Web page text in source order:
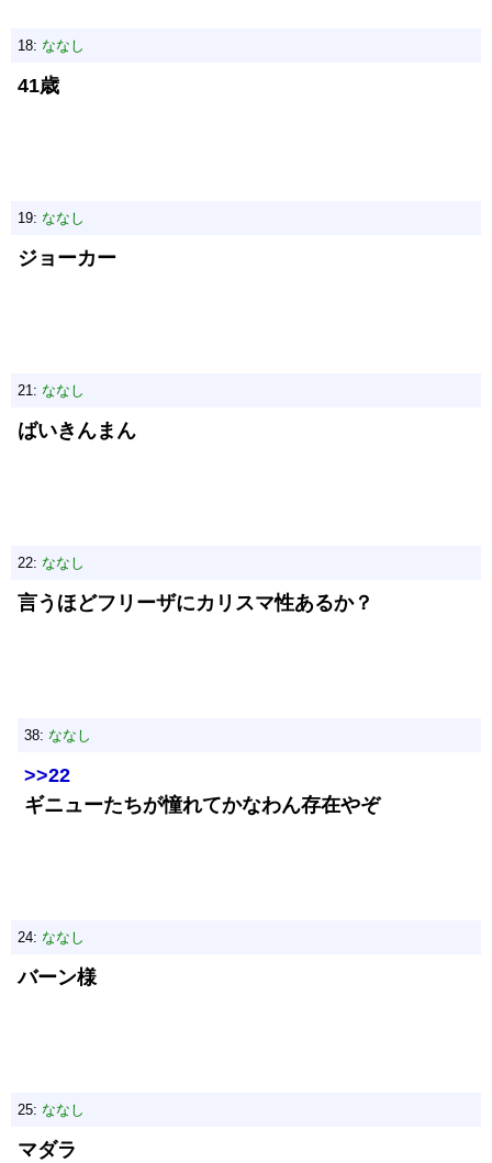
18: ななし
41歳
19: ななし
ジョーカー
21: ななし
ばいきんまん
22: ななし
言うほどフリーザにカリスマ性あるか？
38: ななし
>>22
ギニューたちが憧れてかなわん存在やぞ
24: ななし
バーン様
25: ななし
マダラ